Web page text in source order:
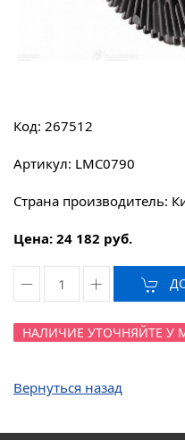
Код: 267512
Артикул: LMC0790
Страна производитель:
Цена: 24 182 руб.
НАЛИЧИЕ УТОЧНЯЙТЕ У
Вернуться назад